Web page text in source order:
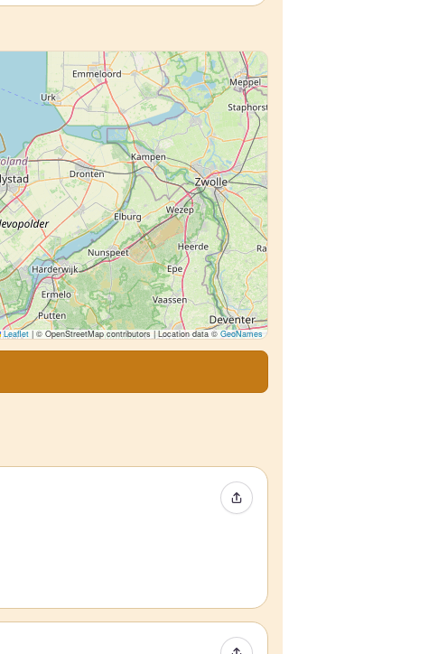
Leaflet |© OpenStreetMap contributors | Location data ©GeoNames
Compartir evento